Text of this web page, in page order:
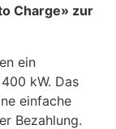
Charge» zur
ein
kW. Das
einfache
Bezahlung.